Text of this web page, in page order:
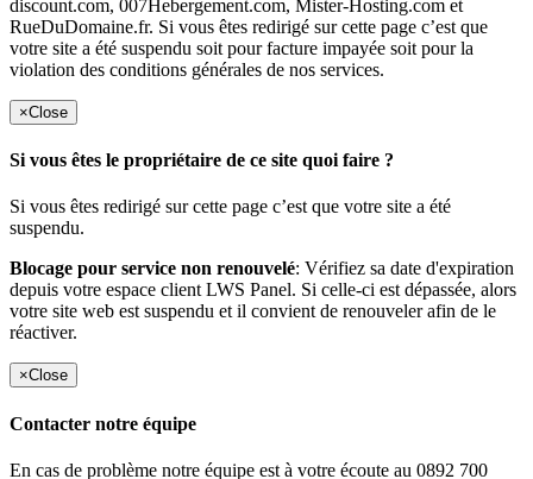
discount.com, 007Hebergement.com, Mister-Hosting.com et
RueDuDomaine.fr. Si vous êtes redirigé sur cette page c’est que
votre site a été suspendu soit pour facture impayée soit pour la
violation des conditions générales de nos services.
×Close
Si vous êtes le propriétaire de ce site quoi faire ?
Si vous êtes redirigé sur cette page c’est que votre site a été
suspendu.
Blocage pour service non renouvelé: Vérifiez sa date d'expiration
depuis votre espace client LWS Panel. Si celle-ci est dépassée, alors
votre site web est suspendu et il convient de renouveler afin de le
réactiver.
×Close
Contacter notre équipe
En cas de problème notre équipe est à votre écoute au 0892 700